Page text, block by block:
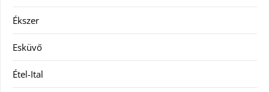
Ékszer
Esküvő
Étel-Ital